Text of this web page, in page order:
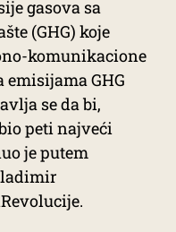
gasova sa
(GHG) koje
komunikacione
emisijama GHG
se da bi,
peti najveći
je putem